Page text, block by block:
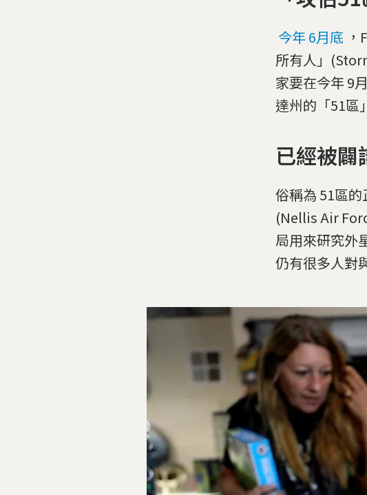
今年 6月底
所有人」
家要在今年 9
達州的「51區
已經被闢
俗稱為 51區
(Nellis Air
局用來研究外
仍有很多人對